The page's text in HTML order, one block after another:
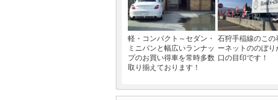
軽・コンパクト～セダン・
ミニバンと幅広いランナッ
プのお買い得車を常時多数
取り揃えております！
石狩手稲線のこの
ーネットののぼり
口の目印です！